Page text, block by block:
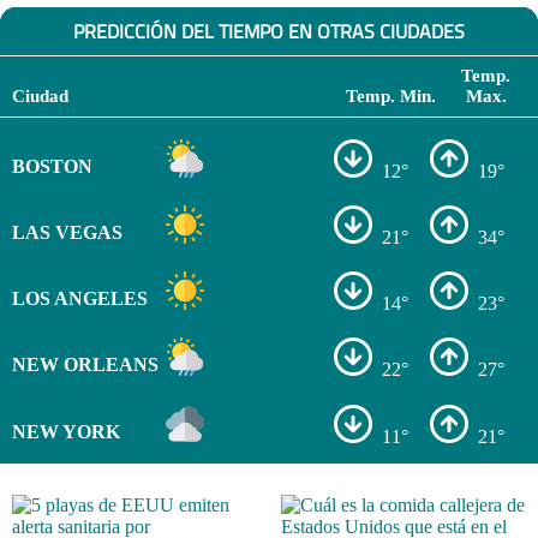
PREDICCIÓN DEL TIEMPO EN OTRAS CIUDADES
Ciudad Temp. Min.
Temp.
Max.
BOSTON 12° 19°
LAS VEGAS 21° 34°
LOS ANGELES 14° 23°
NEW ORLEANS 22° 27°
NEW YORK 11° 21°